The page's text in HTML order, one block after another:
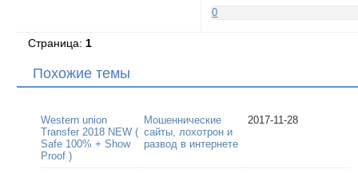
0
Страница: 1
Похожие темы
Western union
Transfer 2018 NEW (
Safe 100% + Show
Proof )
Мошеннические
сайты, лохотрон и
развод в интернете
2017-11-28